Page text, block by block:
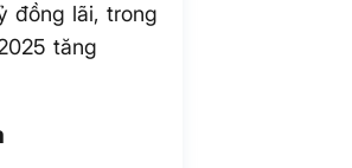
đồng lãi, trong
tăng